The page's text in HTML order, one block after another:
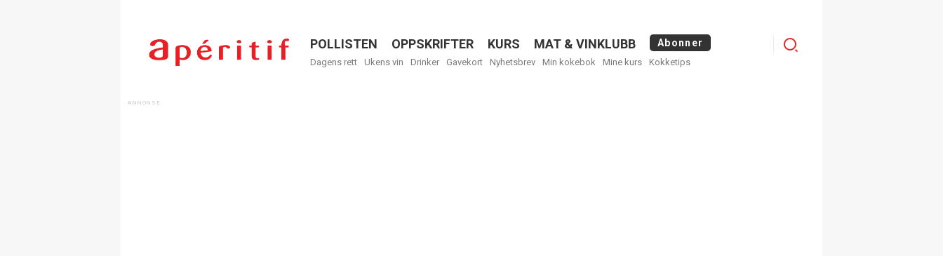
Menu
POLLISTEN OPPSKRIFTER KURS MAT & VINKLUBB Abonner
Dagens rett Ukens vin Drinker Gavekort Nyhetsbrev Min kokebok Mine kurs Kokketips
Logg